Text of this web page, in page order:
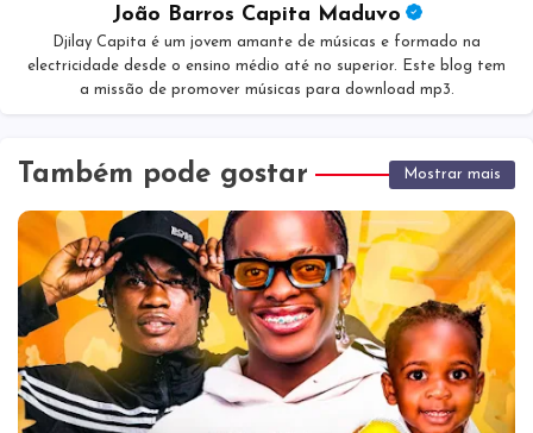
João Barros Capita Maduvo
Djilay Capita é um jovem amante de músicas e formado na
electricidade desde o ensino médio até no superior. Este blog tem
a missão de promover músicas para download mp3.
Também pode gostar Mostrar mais